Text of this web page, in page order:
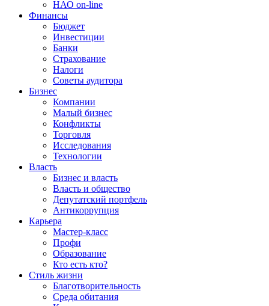
НАО on-line
Финансы
Бюджет
Инвестиции
Банки
Страхование
Налоги
Советы аудитора
Бизнес
Компании
Малый бизнес
Конфликты
Торговля
Исследования
Технологии
Власть
Бизнес и власть
Власть и общество
Депутатский портфель
Антикоррупция
Карьера
Мастер-класс
Профи
Образование
Кто есть кто?
Стиль жизни
Благотворительность
Среда обитания